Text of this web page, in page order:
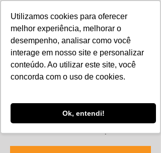
Utilizamos cookies para oferecer
melhor experiência, melhorar o
desempenho, analisar como você
interage em nosso site e personalizar
conteúdo. Ao utilizar este site, você
concorda com o uso de cookies.
Ok, entendi!
Rede de Startup